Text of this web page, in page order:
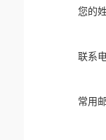
您的
联系
常用